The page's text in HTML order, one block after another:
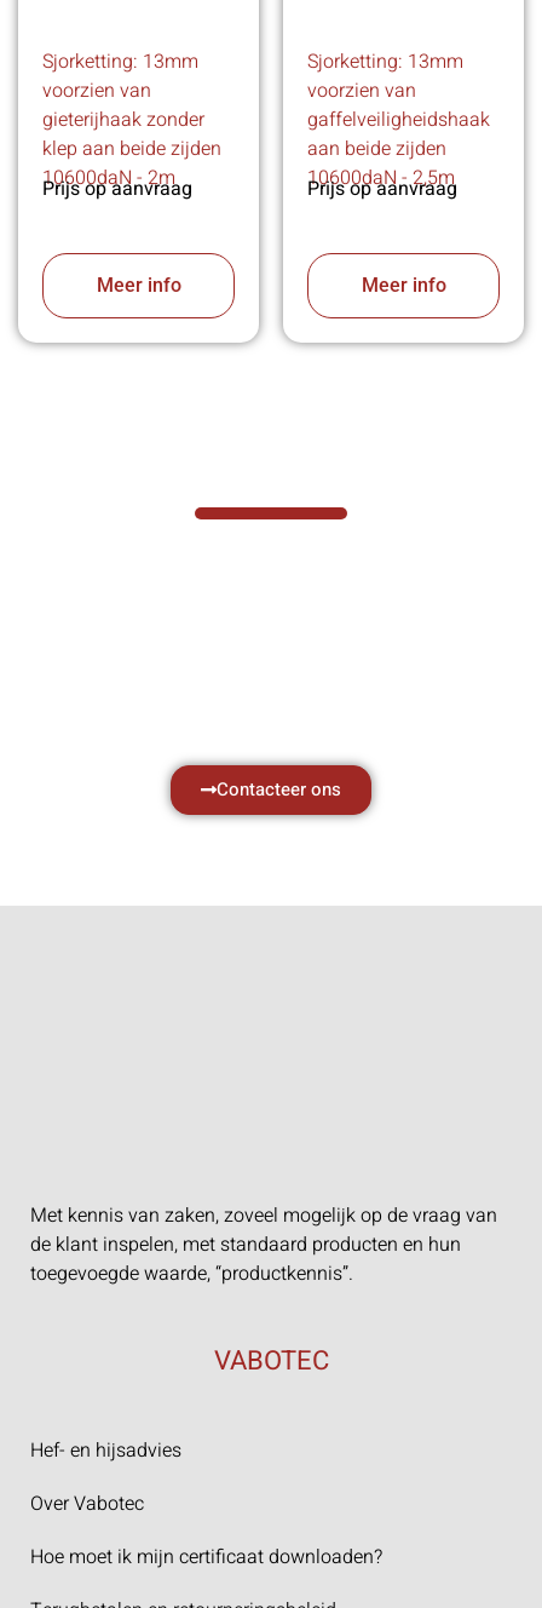
Sjorketting: 13mm
voorzien van
gieterijhaak zonder
klep aan beide zijden
10600daN - 2m
Prijs op aanvraag
Meer info
Sjorketting: 13mm
voorzien van
gaffelveiligheidshaak
aan beide zijden
10600daN - 2,5m
Prijs op aanvraag
Meer info
Contacteer ons
Met kennis van zaken, zoveel mogelijk op de vraag van
de klant inspelen, met standaard producten en hun
toegevoegde waarde, “productkennis”.
VABOTEC
Hef- en hijsadvies
Over Vabotec
Hoe moet ik mijn certificaat downloaden?